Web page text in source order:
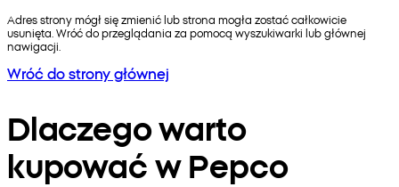
Adres strony mógł się zmienić lub strona mogła zostać całkowicie
usunięta. Wróć do przeglądania za pomocą wyszukiwarki lub głównej
nawigacji.
Wróć do strony głównej
Dlaczego warto
kupować w Pepco